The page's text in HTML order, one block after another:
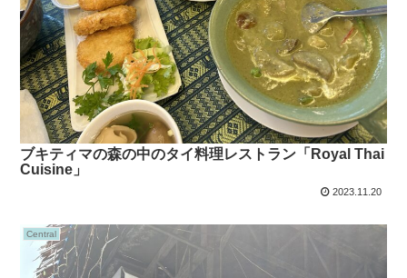
ブキティマの森の中のタイ料理レストラン「Royal Thai
Cuisine」
2023.11.20
Central